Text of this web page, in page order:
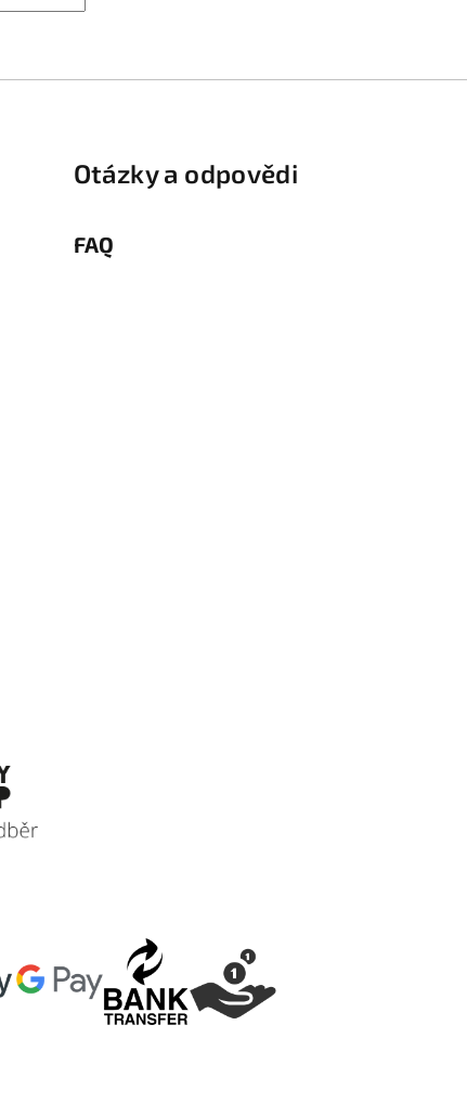
Otázky a odpovědi
FAQ